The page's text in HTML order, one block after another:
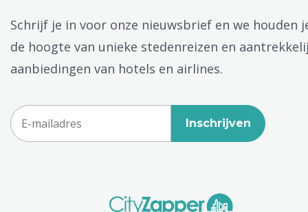
Schrijf je in voor onze nieuwsbrief en we houden
de hoogte van unieke stedenreizen en
aanbiedingen van hotels en airlines.
Inschrijven